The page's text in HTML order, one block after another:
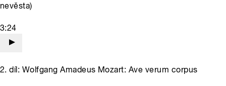
nevěsta)
3:24
2. díl: Wolfgang Amadeus Mozart: Ave verum corpus